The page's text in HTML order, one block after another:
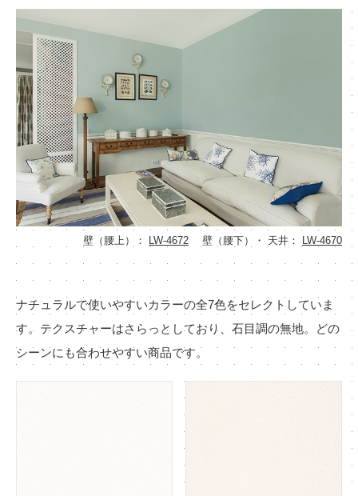
壁（腰上）： LW-4672 壁（腰下）・ 天井： LW-4670
ナチュラルで使いやすいカラーの全7色をセレクトしていま
す。テクスチャーはさらっとしており、石目調の無地。どの
シーンにも合わせやすい商品です。